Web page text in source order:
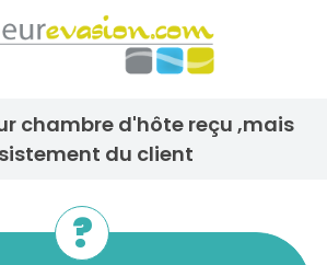
du client